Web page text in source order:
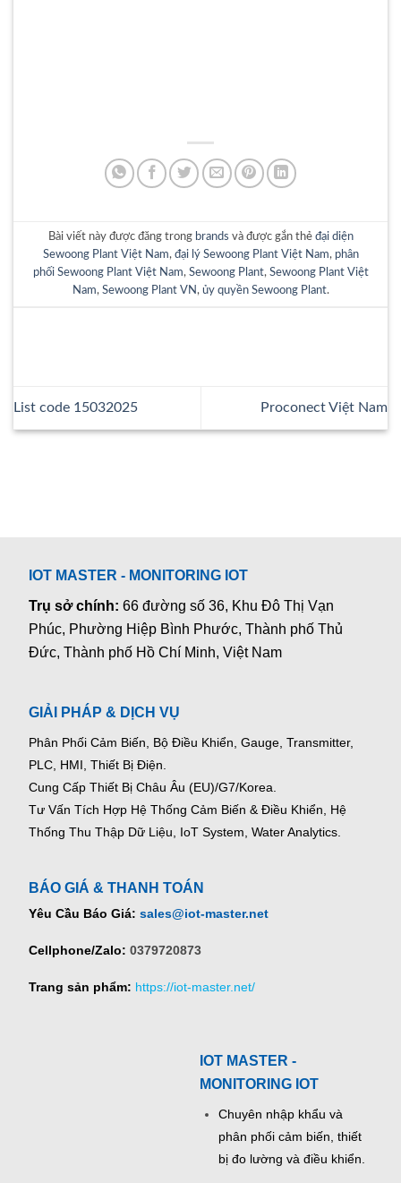
Bài viết này được đăng trong brands và được gắn thẻ đại diện
Sewoong Plant Việt Nam, đại lý Sewoong Plant Việt Nam, phân
phối Sewoong Plant Việt Nam, Sewoong Plant, Sewoong Plant Việt
Nam, Sewoong Plant VN , ủy quyền Sewoong Plant.
List code 15032025 Proconect Việt Nam
IOT MASTER - MONITORING IOT
Trụ sở chính:66 đường số 36, Khu Đô Thị Vạn
Phúc, Phường Hiệp Bình Phước, Thành phố Thủ
Đức, Thành phố Hồ Chí Minh, Việt Nam
GIẢI PHÁP & DỊCH VỤ
Phân Phối Cảm Biến, Bộ Điều Khiển, Gauge, Transmitter,
PLC, HMI, Thiết Bị Điện.
Cung Cấp Thiết Bị Châu Âu (EU)/G7/Korea.
Tư Vấn Tích Hợp Hệ Thống Cảm Biến & Điều Khiển, Hệ
Thống Thu Thập Dữ Liệu, IoT System, Water Analytics.
BÁO GIÁ & THANH TOÁN
Yêu Cầu Báo Giá: sales@iot-master.net
Cellphone/Zalo: 0379720873
Trang sản phẩm: https://iot-master.net/
IOT MASTER -
MONITORING IOT
Chuyên nhập khẩu và
phân phối cảm biến, thiết
bị đo lường và điều khiển.